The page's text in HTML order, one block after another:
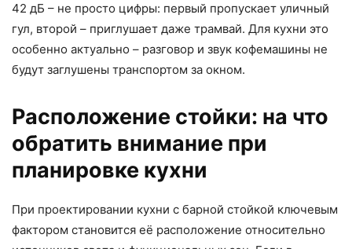
42 дБ – не просто цифры: первый пропускает уличный
гул, второй – приглушает даже трамвай. Для кухни это
особенно актуально – разговор и звук кофемашины не
будут заглушены транспортом за окном.
Расположение стойки: на что
обратить внимание при
планировке кухни
При проектировании кухни с барной стойкой ключевым
фактором становится её расположение относительно